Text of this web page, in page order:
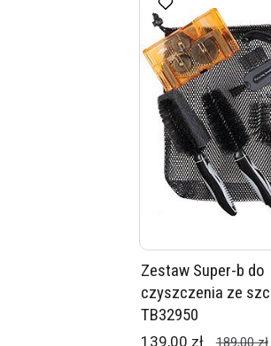
Zestaw Super-b do
czyszczenia ze
TB32950
139,00 zł 189,00 zł